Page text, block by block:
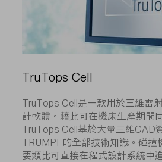
TruTops Cell
TruTops Cell是一款用於三維雷
計軟體。藉此可在機床生產期間
TruTops Cell基於大量三維CAD
TRUMPF的全部技術知識。碰撞
要類比可直接在程式設計系統中